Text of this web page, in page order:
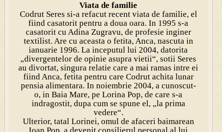
Viata de familie
Codrut Seres si-a refacut recent viata de familie, el
fiind casatorit pentru a doua oara. In 1995 s-a
casatorit cu Adina Zugravu, de profesie inginer
textilist. Are cu aceasta o fetita, Anca, nascuta in
ianuarie 1996. La inceputul lui 2004, datorita
„divergentelor de opinie asupra vietii“, sotii Seres
au divortat, singura relatie care a mai ramas intre ei
fiind Anca, fetita pentru care Codrut achita lunar
pensia alimentara. In noiembrie 2004, a cunoscut-
o, in Baia Mare, pe Lorina Pop, de care s-a
indragostit, dupa cum se spune el, „la prima
vedere“.
Ulterior, tatal Lorinei, omul de afaceri baimarean